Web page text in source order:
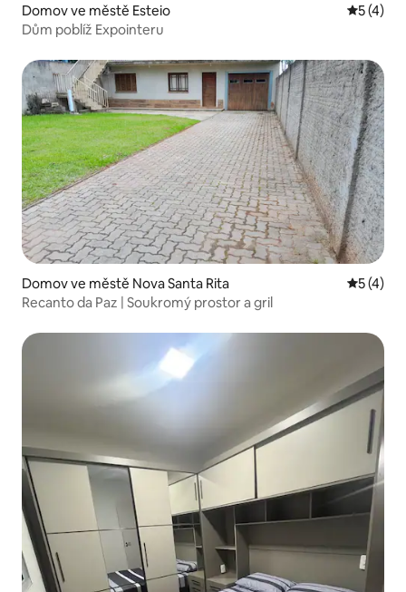
Domov ve městě Esteio
5 (4)
Dům poblíž Expointeru
Domov ve městě Nova Santa Rita
5 (4)
Recanto da Paz | Soukromý prostor a gril